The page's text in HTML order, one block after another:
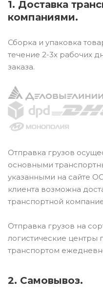
1. Доставка
компаниями.
Сборка и упаковка
течение 2-3х рабочих
заказа.
Отправка грузов
основными
указанными на сайте
клиента возможна
транспортной
Отправка грузов на
логистические центры
транспортом
2. Самовывоз.